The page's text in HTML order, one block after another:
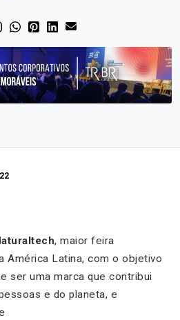
, maior feira
América Latina, com o objetivo
ser uma marca que contribui
e do planeta, e